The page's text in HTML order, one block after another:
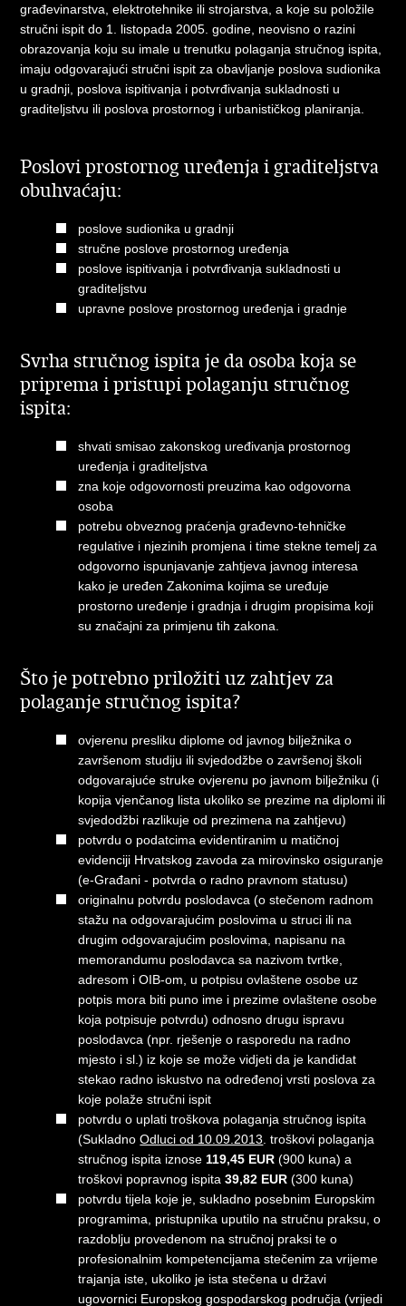
građevinarstva, elektrotehnike ili strojarstva, a koje su položile
stručni ispit do 1. listopada 2005. godine, neovisno o razini
obrazovanja koju su imale u trenutku polaganja stručnog ispita,
imaju odgovarajući stručni ispit za obavljanje poslova sudionika
u gradnji, poslova ispitivanja i potvrđivanja sukladnosti u
graditeljstvu ili poslova prostornog i urbanističkog planiranja.
Poslovi prostornog uređenja i graditeljstva
obuhvaćaju:
poslove sudionika u gradnji
stručne poslove prostornog uređenja
poslove ispitivanja i potvrđivanja sukladnosti u
graditeljstvu
upravne poslove prostornog uređenja i gradnje
Svrha stručnog ispita je da osoba koja se
priprema i pristupi polaganju stručnog
ispita:
shvati smisao zakonskog uređivanja prostornog
uređenja i graditeljstva
zna koje odgovornosti preuzima kao odgovorna
osoba
potrebu obveznog praćenja građevno-tehničke
regulative i njezinih promjena i time stekne temelj za
odgovorno ispunjavanje zahtjeva javnog interesa
kako je uređen Zakonima kojima se uređuje
prostorno uređenje i gradnja i drugim propisima koji
su značajni za primjenu tih zakona.
Što je potrebno priložiti uz zahtjev za
polaganje stručnog ispita?
ovjerenu presliku diplome od javnog bilježnika o
završenom studiju ili svjedodžbe o završenoj školi
odgovarajuće struke ovjerenu po javnom bilježniku (i
kopija vjenčanog lista ukoliko se prezime na diplomi ili
svjedodžbi razlikuje od prezimena na zahtjevu)
potvrdu o podatcima evidentiranim u matičnoj
evidenciji Hrvatskog zavoda za mirovinsko osiguranje
(e-Građani - potvrda o radno pravnom statusu)
originalnu potvrdu poslodavca (o stečenom radnom
stažu na odgovarajućim poslovima u struci ili na
drugim odgovarajućim poslovima, napisanu na
memorandumu poslodavca sa nazivom tvrtke,
adresom i OIB-om, u potpisu ovlaštene osobe uz
potpis mora biti puno ime i prezime ovlaštene osobe
koja potpisuje potvrdu) odnosno drugu ispravu
poslodavca (npr. rješenje o rasporedu na radno
mjesto i sl.) iz koje se može vidjeti da je kandidat
stekao radno iskustvo na određenoj vrsti poslova za
koje polaže stručni ispit
potvrdu o uplati troškova polaganja stručnog ispita
(SukladnoOdluci od 10.09.2013 . troškovi polaganja
stručnog ispita iznose 119,45 EUR (900 kuna) a
troškovi popravnog ispita39,82 EUR (300 kuna)
potvrdu tijela koje je, sukladno posebnim Europskim
programima, pristupnika uputilo na stručnu praksu, o
razdoblju provedenom na stručnoj praksi te o
profesionalnim kompetencijama stečenim za vrijeme
trajanja iste, ukoliko je ista stečena u državi
ugovornici Europskog gospodarskog područja (vrijedi